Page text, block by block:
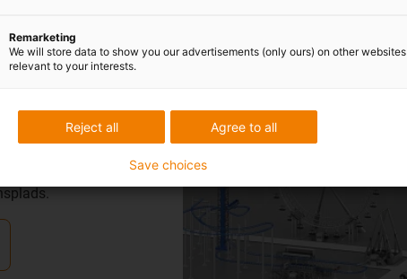
til roterende
rotationsvinkel på
Remarketing
We will store data to show you our advertisements (only ours) on other websites
relevant to your interests.
Agree to all
Reject all
Save choices